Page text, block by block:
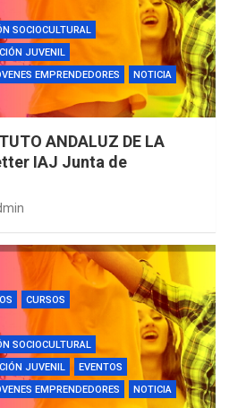
SOCIOCULTURAL
JUVENIL
EMPRENDEDORES
NOTICIA
ANDALUZ DE LA
IAJ Junta de
CURSOS
SOCIOCULTURAL
JUVENIL
EVENTOS
EMPRENDEDORES
NOTICIA